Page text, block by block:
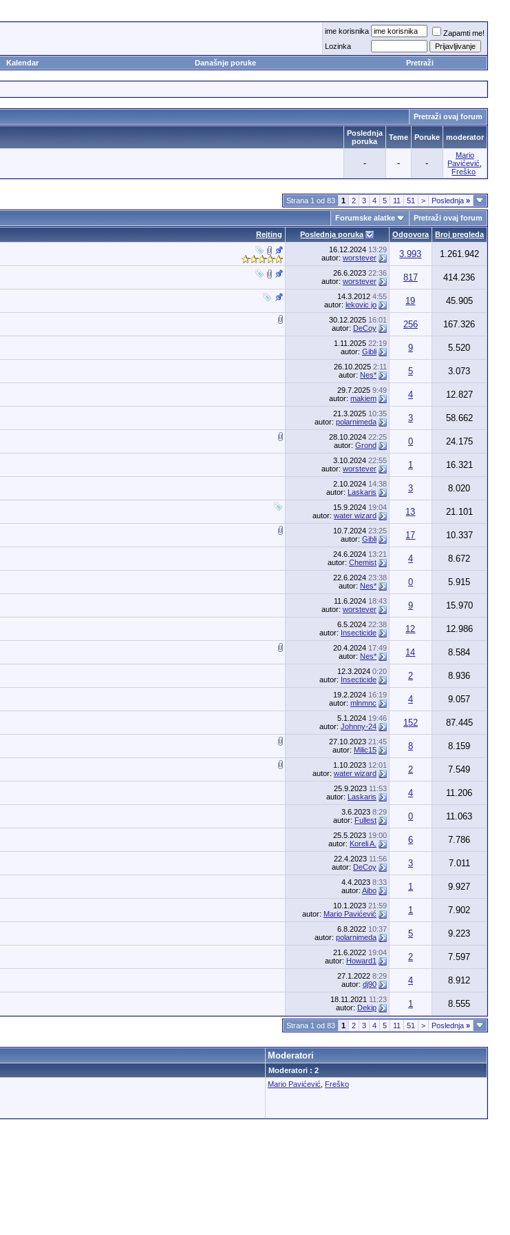
ime korisnika
Zapamti me!
Lozinka
Kalendar Današnje poruke Pretraži
Pretraži ovaj forum
Poslednja
poruka
Teme Poruke moderator
- - -
Mario
Pavićević
Freško
Strana 1 od 83 1 2 3 4 5 11 51 > Poslednja »
Forumske alatke
Pretraži ovaj forum
Rejting
Poslednja poruka Odgovora Broj pregleda
16.12.2024 13:29
autor: worstever 3.993
1.261.942
26.6.2023 22:36
autor: worstever 817
414.236
14.3.2012 4:55
autor: lekovic jo 19
45.905
30.12.2025 16:01
autor: DeCoy 256
167.326
1.11.2025 22:19
autor: Gibli 9
5.520
26.10.2025 2:11
autor: Nes* 5
3.073
29.7.2025 9:49
autor: makiem 4
12.827
21.3.2025 10:35
autor: polarnimeda 3
58.662
28.10.2024 22:25
autor: Grond 0
24.175
3.10.2024 22:55
autor: worstever 1
16.321
2.10.2024 14:38
autor: Laskaris 3
8.020
15.9.2024 19:04
autor: water wizard 13
21.101
10.7.2024 23:25
autor: Gibli 17
10.337
24.6.2024 13:21
autor: Chemist 4
8.672
22.6.2024 23:38
autor: Nes* 0
5.915
11.6.2024 18:43
autor: worstever 9
15.970
6.5.2024 22:38
autor: Insecticide 12
12.986
20.4.2024 17:49
autor: Nes* 14
8.584
12.3.2024 0:20
autor: Insecticide 2
8.936
19.2.2024 16:19
autor: mlnmnc 4
9.057
5.1.2024 19:46
autor: Johnny-24 152
87.445
27.10.2023 21:45
autor: Milic15 8
8.159
1.10.2023 12:01
autor: water wizard 2
7.549
25.9.2023 11:53
autor: Laskaris 4
11.206
3.6.2023 8:29
autor: Fullest 0
11.063
25.5.2023 19:00
autor: Koreli A. 6
7.786
22.4.2023 11:56
autor: DeCoy 3
7.011
4.4.2023 8:33
autor: Aibo 1
9.927
10.1.2023 21:59
autor: Mario Pavićević 1
7.902
6.8.2022 10:37
autor: polarnimeda 5
9.223
21.6.2022 19:04
autor: Howard1 2
7.597
27.1.2022 8:29
autor: dj90 4
8.912
18.11.2021 11:23
autor: Dekip 1 8.555
Strana 1 od 83 1 2 3 4 5 11 51 > Poslednja »
Moderatori
Moderatori : 2
Mario Pavićević Freško